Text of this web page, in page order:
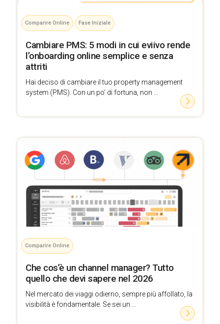
Comparire Online Fase Iniziale
Cambiare PMS: 5 modi in cui eviivo rende
l’onboarding online semplice e senza
attriti
Hai deciso di cambiare il tuo property management
system (PMS). Con un po’ di fortuna, non ...
Comparire Online
Che cos’è un channel manager? Tutto
quello che devi sapere nel 2026
Nel mercato dei viaggi odierno, sempre più affollato, la
visibilità è fondamentale. Se sei un ...